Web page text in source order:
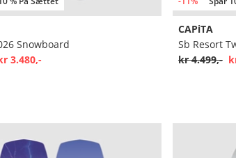
Snowboard
3.480,-
CAPiTA
Sb Resort
kr 4.499,-